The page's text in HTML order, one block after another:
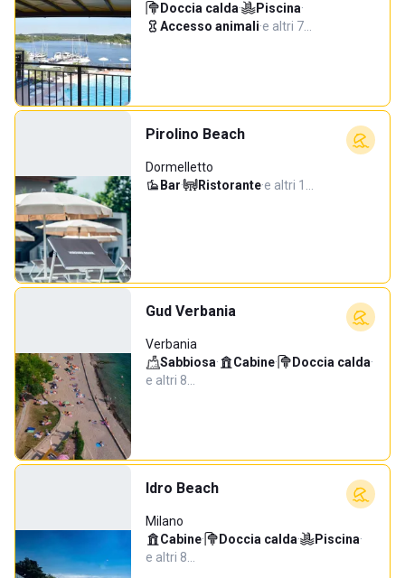
Doccia calda· Piscina·
Accesso animali·e altri 7…
Pirolino Beach
Dormelletto
Bar· Ristorante·e altri 1…
Gud Verbania
Verbania
Sabbiosa· Cabine· Doccia calda·
e altri 8…
Idro Beach
Milano
Cabine· Doccia calda· Piscina·
e altri 8…